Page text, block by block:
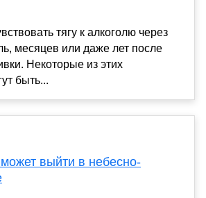
тягу к алкоголю через
месяцев или даже лет после
Некоторые из этих
быть...
выйти в небесно-